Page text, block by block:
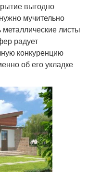
выгодно
мучительно
листы
радует
конкуренцию
об его укладке